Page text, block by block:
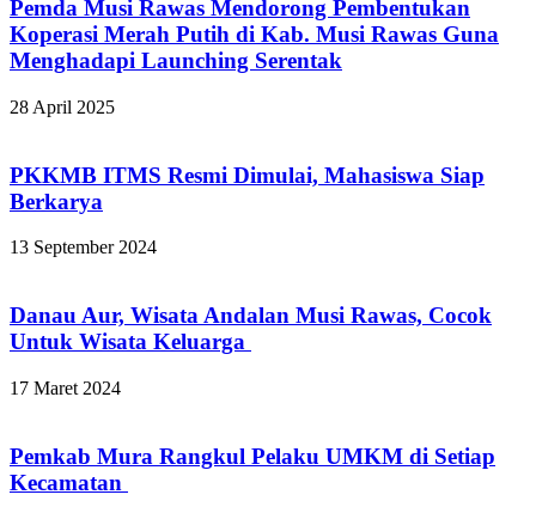
Pemda Musi Rawas Mendorong Pembentukan
Koperasi Merah Putih di Kab. Musi Rawas Guna
Menghadapi Launching Serentak
28 April 2025
PKKMB ITMS Resmi Dimulai, Mahasiswa Siap
Berkarya
13 September 2024
Danau Aur, Wisata Andalan Musi Rawas, Cocok
Untuk Wisata Keluarga
17 Maret 2024
Pemkab Mura Rangkul Pelaku UMKM di Setiap
Kecamatan